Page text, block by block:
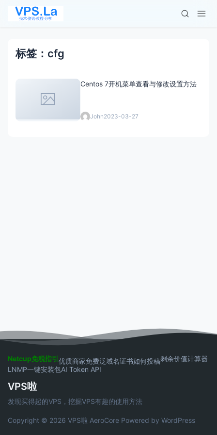
标签：cfg
Centos 7开机菜单查看与修改设置方法
John2023-03-27
Netcup免税指引优质商家免费泛域名证书如何投稿剩余价值计算器
LNMP一键安装包AI Token API
VPS啦
发现买得起的VPS，挖掘VPS有趣的使用方法
Copyright © 2026 VPS啦 AeroCore Powered by WordPress